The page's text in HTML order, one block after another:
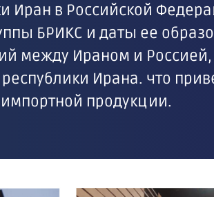
Иран в Российской
БРИКС и даты ее
между Ираном и
Ирана. что
продукции.